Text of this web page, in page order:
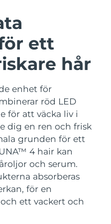
ett
hår
enhet för
röd LED
för att väcka liv i
dig en ren och frisk
grunden för ett
4 hair kan
och serum.
absorberas
för en
ett vackert och
massage
Ansiktslyft
on-the-go
& lips
smoothing device
red light therapy
Munvård
sonic toothbrush
sonic toothbrush
LED-behandlingar
NEW
Förväntad leverans
Förväntad leverans 8/9/26
Förväntad leverans
Förväntad leverans8/12/26
Förväntad leverans 8/14/26
Förväntad leverans 8/9/26
Förväntad leverans